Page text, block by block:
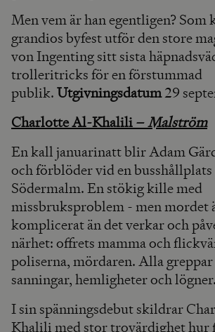
Men vem är han egentligen? Som
grandios byfest utför den store
von Ingenting sitt sista
trolleritricks för en förstummad
publik. Utgivningsdatum29
Charlotte Al-Khalili –Malström
En kall januarinatt blir Adam
och förblöder vid en busshållplats
Södermalm. En stökig kille med
missbruksproblem - men mordet
komplicerat än det verkar och
närhet: offrets mamma och
poliserna, mördaren. Alla greppar
sanningar, hemligheter och lögner.
I sin spänningsdebut skildrar
Khalili med stor trovärdighet hur